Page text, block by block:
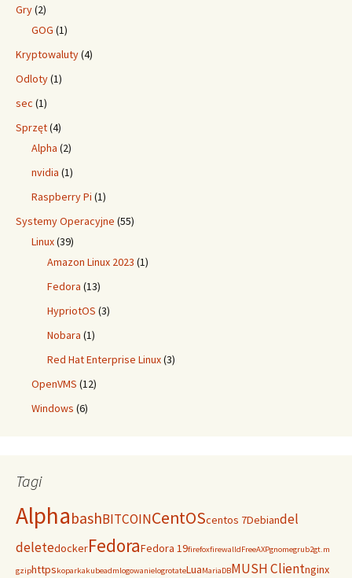
Gry(2)
GOG (1)
Kryptowaluty(4)
Odloty(1)
sec (1)
Sprzęt(4)
Alpha (2)
nvidia (1)
Raspberry Pi (1)
Systemy Operacyjne (55)
Linux(39)
Amazon Linux 2023 (1)
Fedora (13)
HypriotOS (3)
Nobara (1)
Red Hat Enterprise Linux(3)
OpenVMS (12)
Windows (6)
Tagi
AlphabashBITCOINCentOScentos 7Debiandel
deletedockerFedoraFedora 19firefoxfirewalldFreeAXPgnomegrub2gt.m
gziphttpskoparkakubeadmlogowanielogrotateLuaMariaDBMUSH Clientnginx